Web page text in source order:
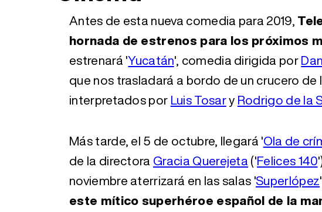
Antes de esta nueva comedia para 2019,
hornada de estrenos para los próximos
estrenará 'Yucatán', comedia dirigida por
que nos trasladará a bordo de un crucero
interpretados porLuis TosaryRodrigo de la
Más tarde, el 5 de octubre, llegará 'Ola de
de la directora Gracia Querejeta('Felices 140
noviembre aterrizará en las salas 'Superlópez
este mítico superhéroe español de la